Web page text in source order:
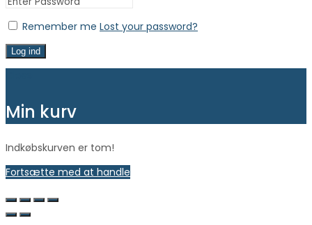
Remember me Lost your password?
Log ind
Min kurv
Indkøbskurven er tom!
Fortsætte med at handle